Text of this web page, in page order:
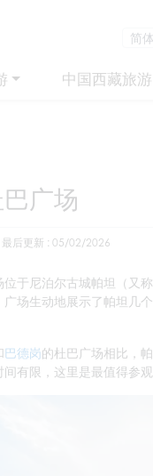
中国西藏旅游
广场
最后更新 : 05/02/2026
位于尼泊尔古城帕坦（又
广场生动地展示了帕坦几
巴德岗的杜巴广场相比，
有限，这里是最值得参